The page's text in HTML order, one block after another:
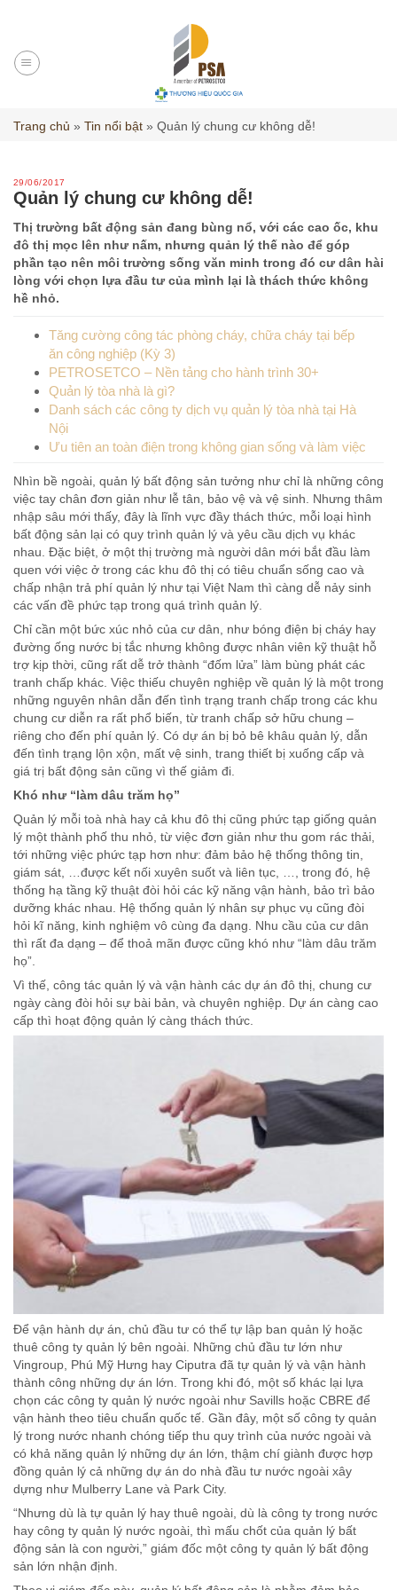
content
Trang chủ » Tin nổi bật » Quản lý chung cư không dễ!
29/06/2017
Quản lý chung cư không dễ!
Thị trường bất động sản đang bùng nổ, với các cao ốc, khu
đô thị mọc lên như nấm, nhưng quản lý thế nào để góp
phần tạo nên môi trường sống văn minh trong đó cư dân hài
lòng với chọn lựa đầu tư của mình lại là thách thức không
hề nhỏ.
Tăng cường công tác phòng cháy, chữa cháy tại bếp
ăn công nghiệp (Kỳ 3)
PETROSETCO – Nền tảng cho hành trình 30+
Quản lý tòa nhà là gì?
Danh sách các công ty dịch vụ quản lý tòa nhà tại Hà
Nội
Ưu tiên an toàn điện trong không gian sống và làm việc
Nhìn bề ngoài, quản lý bất động sản tưởng như chỉ là những công
việc tay chân đơn giản như lễ tân, bảo vệ và vệ sinh. Nhưng thâm
nhập sâu mới thấy, đây là lĩnh vực đầy thách thức, mỗi loại hình
bất động sản lại có quy trình quản lý và yêu cầu dịch vụ khác
nhau. Đặc biệt, ở một thị trường mà người dân mới bắt đầu làm
quen với việc ở trong các khu đô thị có tiêu chuẩn sống cao và
chấp nhận trả phí quản lý như tại Việt Nam thì càng dễ nảy sinh
các vấn đề phức tạp trong quá trình quản lý.
Chỉ cần một bức xúc nhỏ của cư dân, như bóng điện bị cháy hay
đường ống nước bị tắc nhưng không được nhân viên kỹ thuật hỗ
trợ kịp thời, cũng rất dễ trở thành “đốm lửa” làm bùng phát các
tranh chấp khác. Việc thiếu chuyên nghiệp về quản lý là một trong
những nguyên nhân dẫn đến tình trạng tranh chấp trong các khu
chung cư diễn ra rất phổ biến, từ tranh chấp sở hữu chung –
riêng cho đến phí quản lý. Có dự án bị bỏ bê khâu quản lý, dẫn
đến tình trạng lộn xộn, mất vệ sinh, trang thiết bị xuống cấp và
giá trị bất động sản cũng vì thế giảm đi.
Khó như “làm dâu trăm họ”
Quản lý mỗi toà nhà hay cả khu đô thị cũng phức tạp giống quản
lý một thành phố thu nhỏ, từ việc đơn giản như thu gom rác thải,
tới những việc phức tạp hơn như: đảm bảo hệ thống thông tin,
giám sát, …được kết nối xuyên suốt và liên tục, …, trong đó, hệ
thống hạ tầng kỹ thuật đòi hỏi các kỹ năng vận hành, bảo trì bảo
dưỡng khác nhau. Hệ thống quản lý nhân sự phục vụ cũng đòi
hỏi kĩ năng, kinh nghiệm vô cùng đa dạng. Nhu cầu của cư dân
thì rất đa dạng – để thoả mãn được cũng khó như “làm dâu trăm
họ”.
Vì thế, công tác quản lý và vận hành các dự án đô thị, chung cư
ngày càng đòi hỏi sự bài bản, và chuyên nghiệp. Dự án càng cao
cấp thì hoạt động quản lý càng thách thức.
Để vận hành dự án, chủ đầu tư có thể tự lập ban quản lý hoặc
thuê công ty quản lý bên ngoài. Những chủ đầu tư lớn như
Vingroup, Phú Mỹ Hưng hay Ciputra đã tự quản lý và vận hành
thành công những dự án lớn. Trong khi đó, một số khác lại lựa
chọn các công ty quản lý nước ngoài như Savills hoặc CBRE để
vận hành theo tiêu chuẩn quốc tế. Gần đây, một số công ty quản
lý trong nước nhanh chóng tiếp thu quy trình của nước ngoài và
có khả năng quản lý những dự án lớn, thậm chí giành được hợp
đồng quản lý cả những dự án do nhà đầu tư nước ngoài xây
dựng như Mulberry Lane và Park City.
“Nhưng dù là tự quản lý hay thuê ngoài, dù là công ty trong nước
hay công ty quản lý nước ngoài, thì mấu chốt của quản lý bất
động sản là con người,” giám đốc một công ty quản lý bất động
sản lớn nhận định.